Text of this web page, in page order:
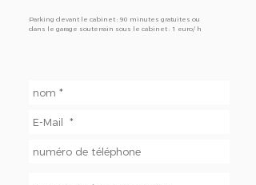
Parking devant le cabinet : 90 minutes gratuites ou
dans le garage souterrain sous le cabinet : 1 euro/ h